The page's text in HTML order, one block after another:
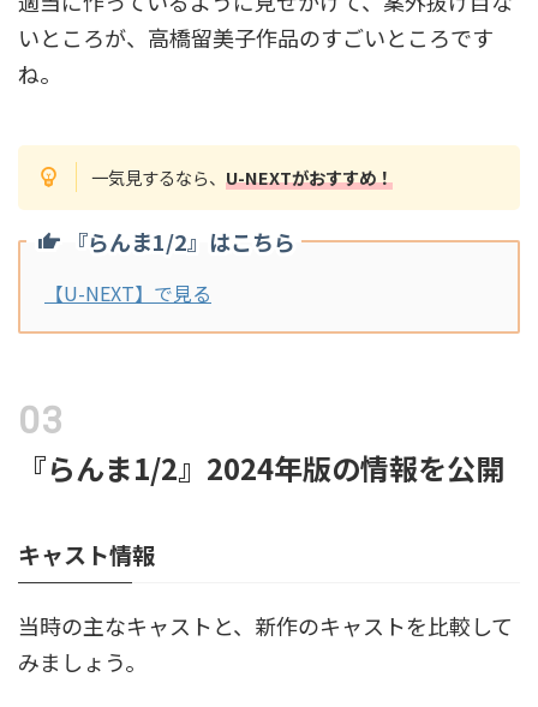
いところが、高橋留美子作品のすごいところです
ね。
一気見するなら、U-NEXTがおすすめ！
『らんま1/2』はこちら
【U-NEXT】で見る
『らんま1/2』2024年版の情報を公開
キャスト情報
当時の主なキャストと、新作のキャストを比較して
みましょう。